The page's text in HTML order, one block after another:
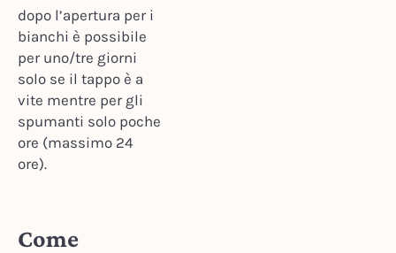
dopo l’apertura per i
bianchi è possibile
per uno/tre giorni
solo se il tappo è a
vite mentre per gli
spumanti solo poche
ore (massimo 24
ore).
Come